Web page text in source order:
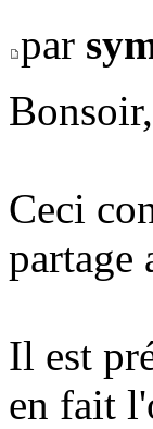
par
Bonsoir,
Ceci
partage
Il est
en fait